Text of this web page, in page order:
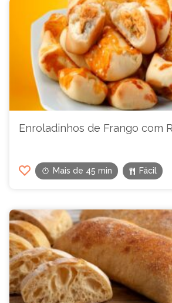
Enroladinhos de Frango com
Mais de 45 min Fácil